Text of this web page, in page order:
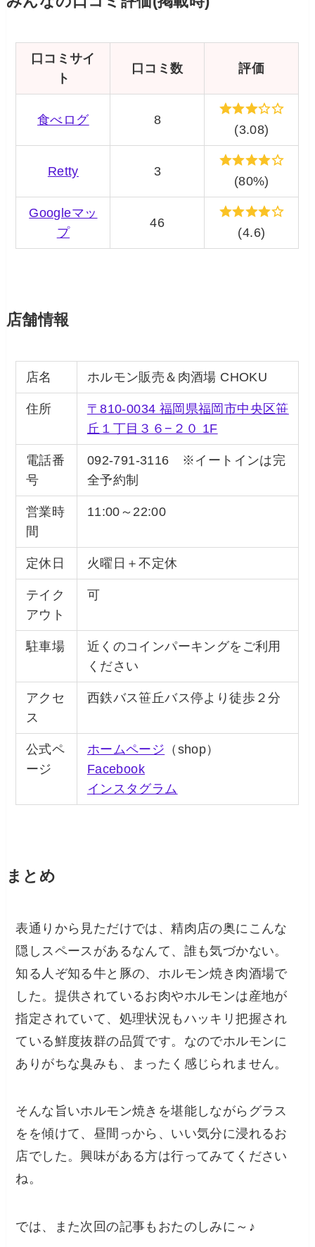
口コミサイ
ト
口コミ数 評価
食べログ 8
(3.08)
Retty 3
(80%)
Googleマッ
プ
46
(4.6)
店舗情報
店名 ホルモン販売＆肉酒場 CHOKU
住所
〒810-0034 福岡県福岡市中央区笹
丘１丁目３６−２０ 1F
電話番
号
092-791-3116 ※イートインは完
全予約制
営業時
間
11:00～22:00
定休日 火曜日＋不定休
テイク
アウト
可
駐車場
近くのコインパーキングをご利用
ください
アクセ
ス
西鉄バス笹丘バス停より徒歩２分
公式ペ
ージ
ホームページ （shop）
Facebook
インスタグラム
まとめ
表通りから見ただけでは、精肉店の奥にこんな
隠しスペースがあるなんて、誰も気づかない。
知る人ぞ知る牛と豚の、ホルモン焼き肉酒場で
した。提供されているお肉やホルモンは産地が
指定されていて、処理状況もハッキリ把握され
ている鮮度抜群の品質です。なのでホルモンに
ありがちな臭みも、まったく感じられません。
そんな旨いホルモン焼きを堪能しながらグラス
をを傾けて、昼間っから、いい気分に浸れるお
店でした。興味がある方は行ってみてください
ね。
では、また次回の記事もおたのしみに～♪